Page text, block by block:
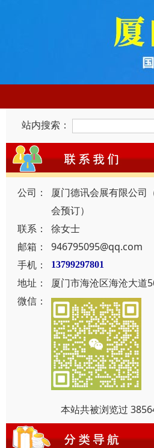
站内搜索：
公司：
厦门德讯会展有限公司
会预订）
联系：
徐女士
邮箱：
946795095@qq.com
手机：
13799297801
地址：
厦门市海沧区海沧大道
微信：
本站共被浏览过